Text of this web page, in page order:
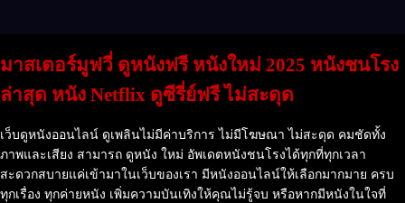
มาสเตอร์มูฟวี่ ดูหนังฟรี หนังใหม่ 2025 หนังชนโรง
ล่าสุด หนัง Netflix ดูซีรี่ย์ฟรี ไม่สะดุด
เว็บดูหนังออนไลน์ ดูเพลินไม่มีค่าบริการ ไม่มีโฆษณา ไม่สะดุด คมชัดทั้ง
ภาพและเสียง สามารถ ดูหนัง ใหม่ อัพเดตหนังชนโรงได้ทุกที่ทุกเวลา
สะดวกสบายแค่เข้ามาในเว็บของเรา มีหนังออนไลน์ให้เลือกมากมาย ครบ
ทุกเรื่อง ทุกค่ายหนัง เพิ่มความบันเทิงให้คุณไม่รู้จบ หรือหากมีหนังในใจที่